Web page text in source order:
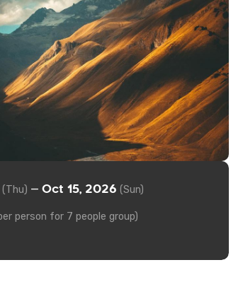
(Thu) —Oct 15, 2026 (Sun)
person for 7 people group)